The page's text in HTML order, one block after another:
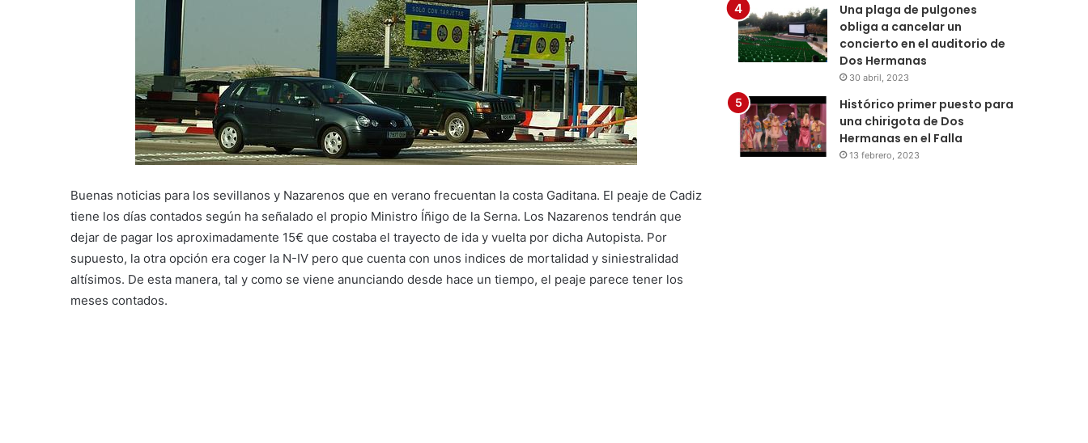
Buenas noticias para los sevillanos y Nazarenos que en verano frecuentan la costa Gaditana. El peaje de Cadiz
tiene los días contados según ha señalado el propio Ministro Íñigo de la Serna. Los Nazarenos tendrán que
dejar de pagar los aproximadamente 15€ que costaba el trayecto de ida y vuelta por dicha Autopista. Por
supuesto, la otra opción era coger la N-IV pero que cuenta con unos indices de mortalidad y siniestralidad
altísimos. De esta manera, tal y como se viene anunciando desde hace un tiempo, el peaje parece tener los
meses contados.
Una plaga de pulgones
obliga a cancelar un
concierto en el auditorio de
Dos Hermanas
30 abril, 2023
Histórico primer puesto para
una chirigota de Dos
Hermanas en el Falla
13 febrero, 2023